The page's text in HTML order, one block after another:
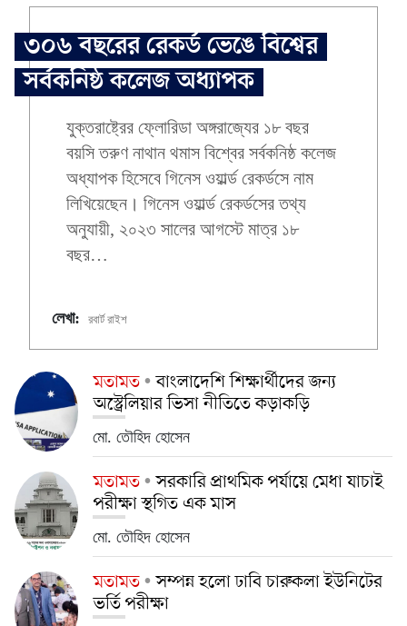
৩০৬ বছরের রেকর্ড ভেঙে বিশ্বের
সর্বকনিষ্ঠ কলেজ অধ্যাপক
যুক্তরাষ্ট্রের ফ্লোরিডা অঙ্গরাজ্যের ১৮ বছর
বয়সি তরুণ নাথান থমাস বিশ্বের সর্বকনিষ্ঠ কলেজ
অধ্যাপক হিসেবে গিনেস ওয়ার্ল্ড রেকর্ডসে নাম
লিখিয়েছেন। গিনেস ওয়ার্ল্ড রেকর্ডসের তথ্য
অনুযায়ী, ২০২৩ সালের আগস্টে মাত্র ১৮
বছর…
লেখা: রবার্ট রাইশ
মতামত
বাংলাদেশি শিক্ষার্থীদের জন্য
অস্ট্রেলিয়ার ভিসা নীতিতে কড়াকড়ি
মো. তৌহিদ হোসেন
মতামত
সরকারি প্রাথমিক পর্যায়ে মেধা যাচাই
পরীক্ষা স্থগিত এক মাস
মো. তৌহিদ হোসেন
মতামত
সম্পন্ন হলো ঢাবি চারুকলা ইউনিটের
ভর্তি পরীক্ষা